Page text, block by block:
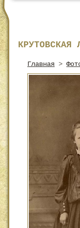
КРУТОВСКАЯ
Главная >